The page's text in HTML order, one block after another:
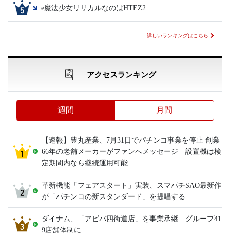
e魔法少女リリカルなのはHTEZ2
詳しいランキングはこちら
アクセスランキング
週間 月間
【速報】豊丸産業、7月31日でパチンコ事業を停止 創業
66年の老舗メーカーがファンへメッセージ 設置機は検
定期間内なら継続運用可能
革新機能「フェアスタート」実装、スマパチSAO最新作
が「パチンコの新スタンダード」を提唱する
ダイナム、「アビバ四街道店」を事業承継 グループ41
9店舗体制に